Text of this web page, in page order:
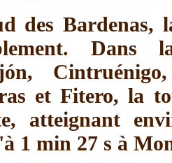
des Bardenas,
Dans
et Fitero, la
atteignant
1 min 27 s à